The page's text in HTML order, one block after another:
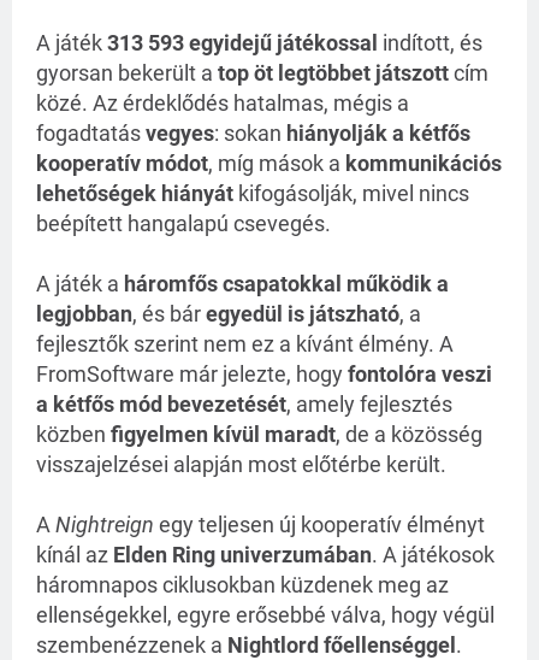
A játék313 593 egyidejű játékossal indított, és
gyorsan bekerült a top öt legtöbbet játszottcím
közé. Az érdeklődés hatalmas, mégis a
fogadtatásvegyes: sokan hiányolják a kétfős
kooperatív módot, míg mások a kommunikációs
lehetőségek hiányát kifogásolják, mivel nincs
beépített hangalapú csevegés.
A játék a háromfős csapatokkal működik a
legjobban, és báregyedül is játszható, a
fejlesztők szerint nem ez a kívánt élmény. A
FromSoftware már jelezte, hogyfontolóra veszi
a kétfős mód bevezetését, amely fejlesztés
közben figyelmen kívül maradt, de a közösség
visszajelzései alapján most előtérbe került.
ANightreign egy teljesen új kooperatív élményt
kínál az Elden Ring univerzumában. A játékosok
háromnapos ciklusokban küzdenek meg az
ellenségekkel, egyre erősebbé válva, hogy végül
szembenézzenek a Nightlord főellenséggel .